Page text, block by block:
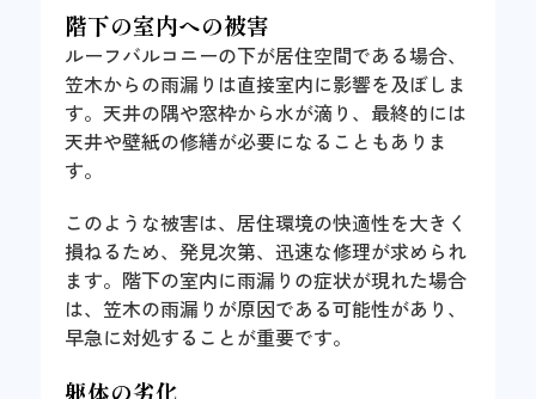
階下の室内への被害
ルーフバルコニーの下が居住空間である場合、
笠木からの雨漏りは直接室内に影響を及ぼしま
す。天井の隅や窓枠から水が滴り、最終的には
天井や壁紙の修繕が必要になることもありま
す。
このような被害は、居住環境の快適性を大きく
損ねるため、発見次第、迅速な修理が求められ
ます。階下の室内に雨漏りの症状が現れた場合
は、笠木の雨漏りが原因である可能性があり、
早急に対処することが重要です。
躯体の劣化